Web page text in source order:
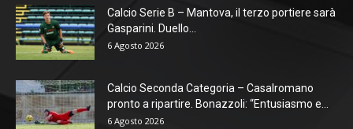
Calcio Serie B – Mantova, il terzo portiere sarà
Gasparini. Duello...
6 Agosto 2026
Calcio Seconda Categoria – Casalromano
pronto a ripartire. Bonazzoli: “Entusiasmo e...
6 Agosto 2026